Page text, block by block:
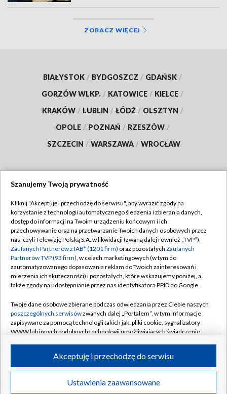
ZOBACZ WIĘCEJ
BIAŁYSTOK / BYDGOSZCZ / GDAŃSK /
GORZÓW WLKP. / KATOWICE / KIELCE /
KRAKÓW / LUBLIN / ŁÓDŹ / OLSZTYN /
OPOLE / POZNAŃ / RZESZÓW /
SZCZECIN / WARSZAWA / WROCŁAW
TVP
Abonament TVP
Emisja w TVP
Centrum informacji TVP
Naziemna Telewizja Cyfrowa
Rada Programowa
System NOS
Informacje o nadawcy
Program dla prasy
Regulamin TVP
Polityka prywatności
Moje zgody
Pomoc
Kontakt
Kanały
©2026 Telewizja Polska S.A. w likwidacji
Szanujemy Twoją prywatność
Kliknij "Akceptuję i przechodzę do serwisu", aby wyrazić zgody na
korzystanie z technologii automatycznego śledzenia i zbierania danych,
dostęp do informacji na Twoim urządzeniu końcowym i ich
przechowywanie oraz na przetwarzanie Twoich danych osobowych przez
nas, czyli Telewizję Polską S.A. w likwidacji (zwaną dalej również „TVP”),
Zaufanych Partnerów z IAB* (1201 firm) oraz pozostałych Zaufanych
Partnerów TVP (93 firm), w celach marketingowych (w tym do
zautomatyzowanego dopasowania reklam do Twoich zainteresowań i
mierzenia ich skuteczności) i pozostałych, które wskazujemy poniżej, a
także zgody na udostępnianie przez nas identyfikatora PPID do Google.
Twoje dane osobowe zbierane podczas odwiedzania przez Ciebie naszych
poszczególnych serwisówzwanych dalej „Portalem”, w tym informacje
zapisywane za pomocą technologii takich jak: pliki cookie, sygnalizatory
WWW lub innych podobnych technologii umożliwiających świadczenie
ruchu w Internecie.
Twoje dane osobowe zbierane podczas odwiedzania przez Ciebie
poszczególnych serwisówna Portalu, takie jak adresy IP, identyfikatory
Ustawienia zaawansowane
Akceptuję i przechodzę do serwisu